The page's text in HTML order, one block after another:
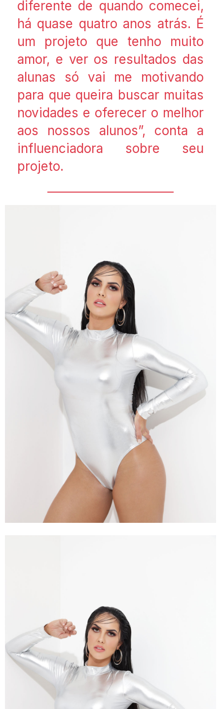
diferente de quando comecei,
há quase quatro anos atrás. É
um projeto que tenho muito
amor, e ver os resultados das
alunas só vai me motivando
para que queira buscar muitas
novidades e oferecer o melhor
aos nossos alunos”, conta a
influenciadora sobre seu
projeto.